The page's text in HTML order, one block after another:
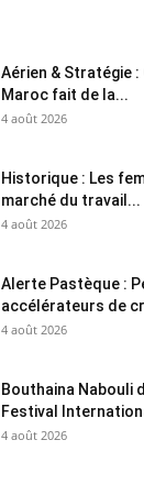
Aérien & Stratégie :
Maroc fait de la...
4 août 2026
Historique : Les
marché du travail...
4 août 2026
Alerte Pastèque :
accélérateurs de
4 août 2026
Bouthaina Nabouli
Festival
4 août 2026